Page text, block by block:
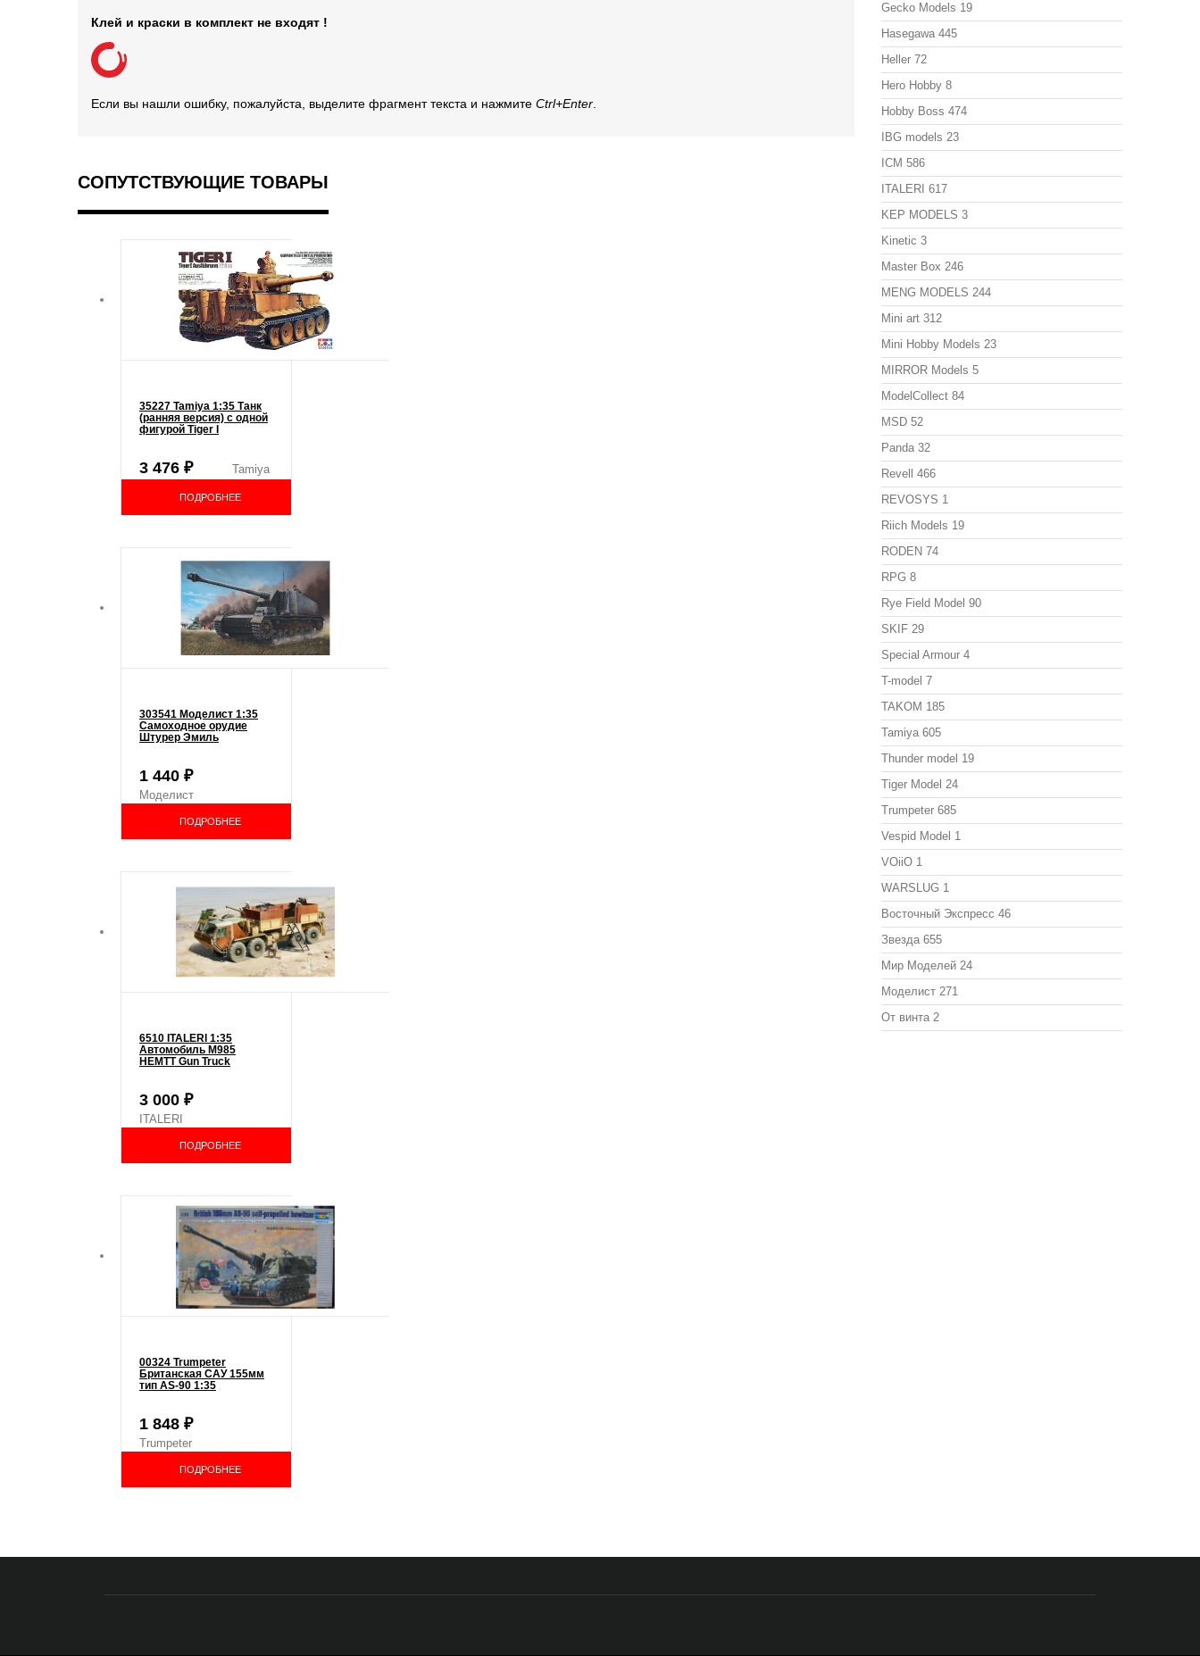
Клей и краски в комплект не входят !
Если вы нашли ошибку, пожалуйста, выделите фрагмент текста и нажмите Ctrl+Enter
СОПУТСТВУЮЩИЕ ТОВАРЫ
35227 Tamiya 1:35 Танк
(ранняя версия) с одной
фигурой Tiger I
3 476 ₽ Tamiya
ПОДРОБНЕЕ
303541 Моделист 1:35
Самоходное орудие
Штурер Эмиль
1 440 ₽
Моделист
ПОДРОБНЕЕ
6510 ITALERI 1:35
Автомобиль M985
HEMTT Gun Truck
3 000 ₽
ITALERI
ПОДРОБНЕЕ
00324 Trumpeter
Британская CАУ 155мм
тип AS-90 1:35
1 848 ₽
Trumpeter
ПОДРОБНЕЕ
Gecko Models 19
Hasegawa 445
Heller 72
Hero Hobby 8
Hobby Boss 474
IBG models 23
ICM 586
ITALERI 617
KEP MODELS 3
Kinetic 3
Master Box 246
MENG MODELS 244
Mini art 312
Mini Hobby Models 23
MIRROR Models 5
ModelСollect 84
MSD 52
Panda 32
Revell 466
REVOSYS 1
Riich Models 19
RODEN 74
RPG 8
Rye Field Model 90
SKIF 29
Special Armour 4
T-model 7
TAKOM 185
Tamiya 605
Thunder model 19
Tiger Model 24
Trumpeter 685
Vespid Model 1
VOiiO 1
WARSLUG 1
Восточный Экспресс 46
Звезда 655
Мир Моделей 24
Моделист 271
От винта 2